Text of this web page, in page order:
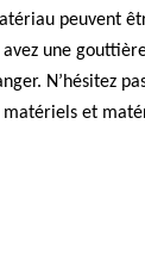
peuvent
une
N’hésitez
matériels et